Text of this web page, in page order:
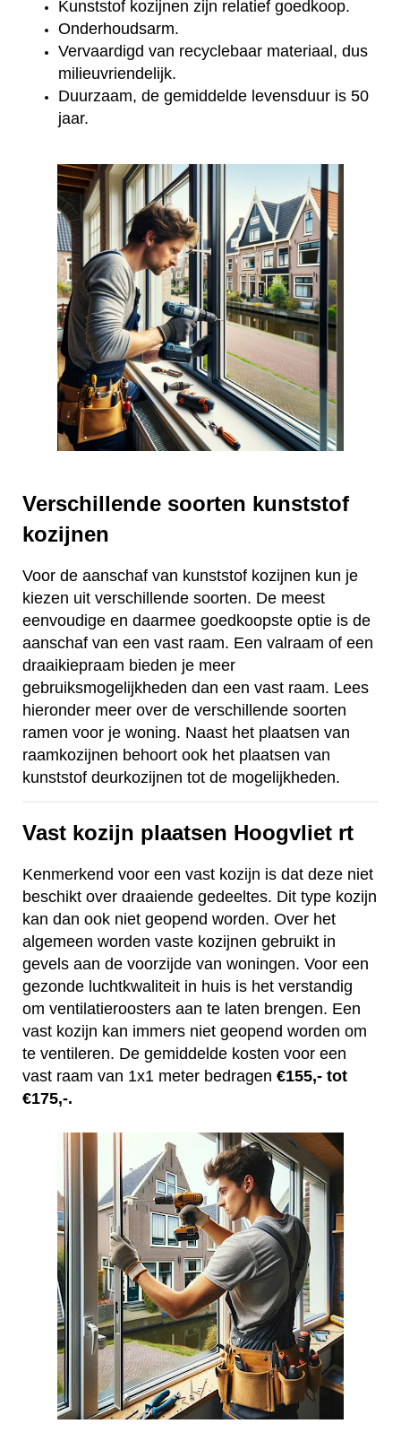
Kunststof kozijnen zijn relatief goedkoop.
Onderhoudsarm.
Vervaardigd van recyclebaar materiaal, dus
milieuvriendelijk.
Duurzaam, de gemiddelde levensduur is 50
jaar.
Verschillende soorten kunststof
kozijnen
Voor de aanschaf van kunststof kozijnen kun je
kiezen uit verschillende soorten. De meest
eenvoudige en daarmee goedkoopste optie is de
aanschaf van een vast raam. Een valraam of een
draaikiepraam bieden je meer
gebruiksmogelijkheden dan een vast raam. Lees
hieronder meer over de verschillende soorten
ramen voor je woning. Naast het plaatsen van
raamkozijnen behoort ook het plaatsen van
kunststof deurkozijnen tot de mogelijkheden.
Vast kozijn plaatsen Hoogvliet rt
Kenmerkend voor een vast kozijn is dat deze niet
beschikt over draaiende gedeeltes. Dit type kozijn
kan dan ook niet geopend worden. Over het
algemeen worden vaste kozijnen gebruikt in
gevels aan de voorzijde van woningen. Voor een
gezonde luchtkwaliteit in huis is het verstandig
om ventilatieroosters aan te laten brengen. Een
vast kozijn kan immers niet geopend worden om
te ventileren. De gemiddelde kosten voor een
vast raam van 1x1 meter bedragen €155,- tot
€175,-.